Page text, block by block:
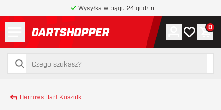
Wysyłka w ciągu 24 godzin
powrót do strony głównej
szukaj
szukaj
Konto
Moja lista
0
Harrows Dart Koszulki